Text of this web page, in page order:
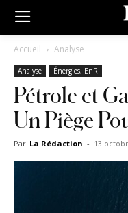
Accueil Analyse
Analyse Énergies, EnR
Pétrole et
Un Piège
Par La Rédaction - 13